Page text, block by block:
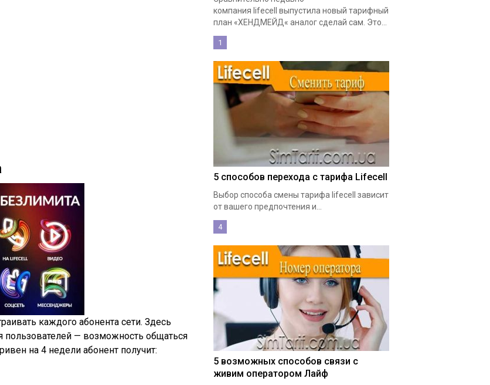
каждого абонента сети. Здесь
— возможность общаться
на 4 недели абонент получит:
компания lifecell выпустила новый тарифный
план «ХЕНДМЕЙД« аналог сделай сам. Это...
1
5 способов перехода с тарифа Lifecell
Выбор способа смены тарифа lifecell зависит
от вашего предпочтения и...
4
5 возможных способов связи с
живим оператором Лайф